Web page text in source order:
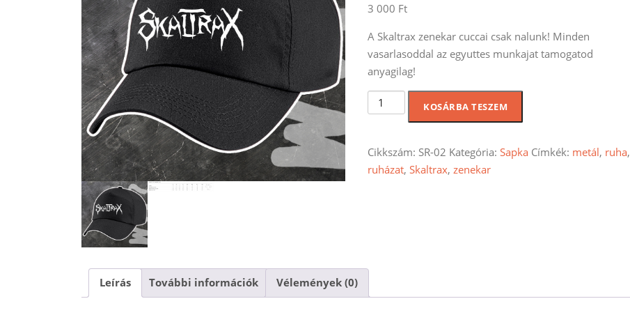
3 000 Ft
A Skaltrax zenekar cuccai csak nalunk! Minden
vasarlasoddal az egyuttes munkajat tamogatod
anyagilag!
Skaltrax
feliratos
sapka
mennyiség
KOSÁRBA TESZEM
Cikkszám: SR-02 Kategória: Sapka Címkék: metál, ruha,
ruházat, Skaltrax, zenekar
Leírás További információk Vélemények (0)